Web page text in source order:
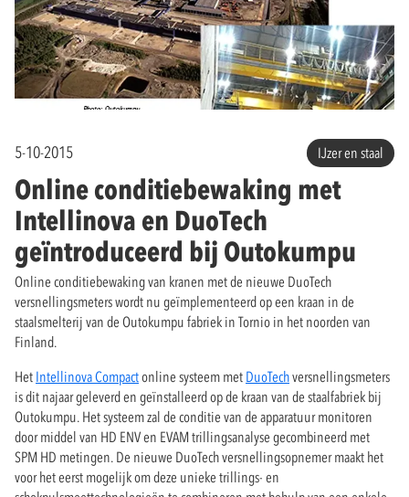
5-10-2015 IJzer en staal
Online conditiebewaking met
Intellinova en DuoTech
geïntroduceerd bij Outokumpu
Online conditiebewaking van kranen met de nieuwe DuoTech
versnellingsmeters wordt nu geïmplementeerd op een kraan in de
staalsmelterij van de Outokumpu fabriek in Tornio in het noorden van
Finland.
Het Intellinova Compactonline systeem met DuoTechversnellingsmeters
is dit najaar geleverd en geïnstalleerd op de kraan van de staalfabriek bij
Outokumpu. Het systeem zal de conditie van de apparatuur monitoren
door middel van HD ENV en EVAM trillingsanalyse gecombineerd met
SPM HD metingen. De nieuwe DuoTech versnellingsopnemer maakt het
voor het eerst mogelijk om deze unieke trillings- en